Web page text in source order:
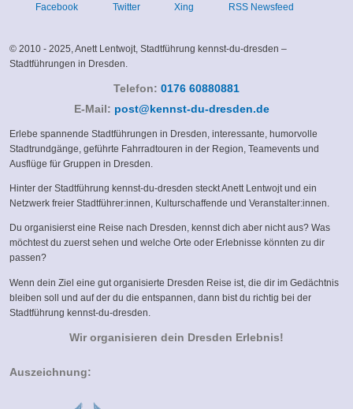
Facebook Twitter Xing RSS Newsfeed
© 2010 - 2025, Anett Lentwojt, Stadtführung kennst-du-dresden –
Stadtführungen in Dresden.
Telefon: 0176 60880881
E-Mail: post@kennst-du-dresden.de(link
e-
mail)
Erlebe spannende Stadtführungen in Dresden, interessante, humorvolle
Stadtrundgänge, geführte Fahrradtouren in der Region, Teamevents und
Ausflüge für Gruppen in Dresden.
Hinter der Stadtführung kennst-du-dresden steckt Anett Lentwojt und ein
Netzwerk freier Stadtführer:innen, Kulturschaffende und Veranstalter:innen.
Du organisierst eine Reise nach Dresden, kennst dich aber nicht aus? Was
möchtest du zuerst sehen und welche Orte oder Erlebnisse könnten zu dir
passen?
Wenn dein Ziel eine gut organisierte Dresden Reise ist, die dir im Gedächtnis
bleiben soll und auf der du die entspannen, dann bist du richtig bei der
Stadtführung kennst-du-dresden.
Wir organisieren dein Dresden Erlebnis!
Auszeichnung: